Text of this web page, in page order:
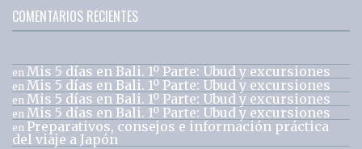
COMENTARIOS RECIENTES
en Mis 5 días en Bali. 1º Parte: Ubud y excursiones
en Mis 5 días en Bali. 1º Parte: Ubud y excursiones
en Mis 5 días en Bali. 1º Parte: Ubud y excursiones
en Mis 5 días en Bali. 1º Parte: Ubud y excursiones
en Preparativos, consejos e información práctica
del viaje a Japón